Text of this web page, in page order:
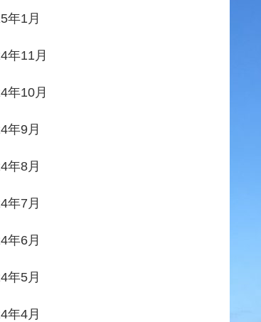
年1月
年11月
年10月
年9月
年8月
年7月
年6月
年5月
年4月